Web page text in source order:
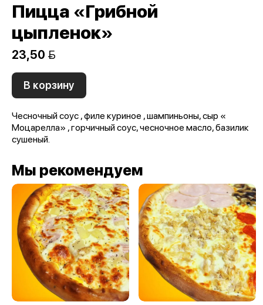
Пицца «Грибной
цыпленок»
23,50 
В корзину
Чесночный соус , филе куриное , шампиньоны, сыр «
Моцарелла» , горчичный соус, чесночное масло, базилик
сушеный.
Мы рекомендуем